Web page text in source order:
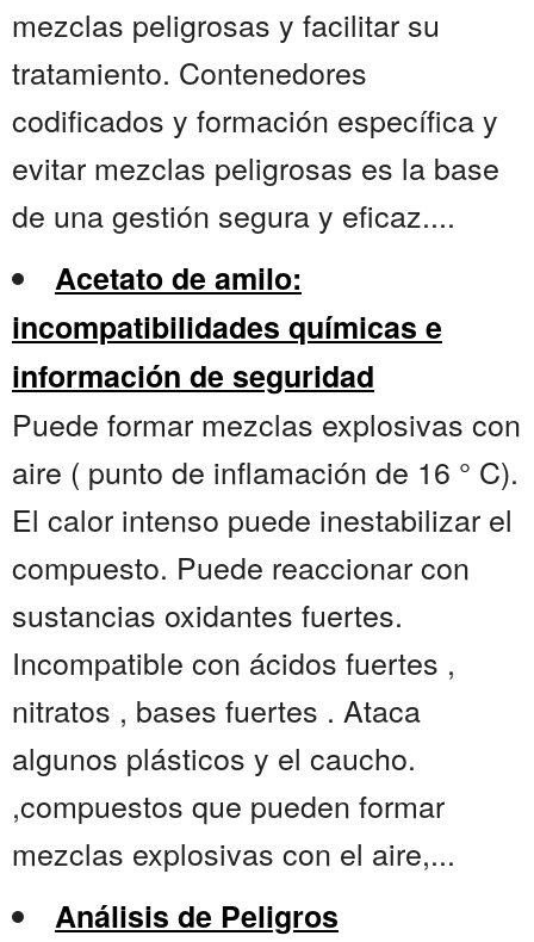
mezclas peligrosas y facilitar su
tratamiento. Contenedores
codificados y formación específica y
evitar mezclas peligrosas es la base
de una gestión segura y eficaz....
Acetato de amilo:
incompatibilidades químicas e
información de seguridad
Puede formar mezclas explosivas con
aire ( punto de inflamación de 16 ° C).
El calor intenso puede inestabilizar el
compuesto. Puede reaccionar con
sustancias oxidantes fuertes.
Incompatible con ácidos fuertes ,
nitratos , bases fuertes . Ataca
algunos plásticos y el caucho.
,compuestos que pueden formar
mezclas explosivas con el aire,...
Análisis de Peligros